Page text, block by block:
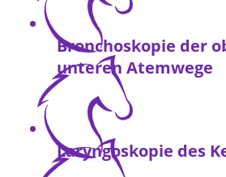
Bronchoskopie der
unteren Atemwege
Laryngoskopie des